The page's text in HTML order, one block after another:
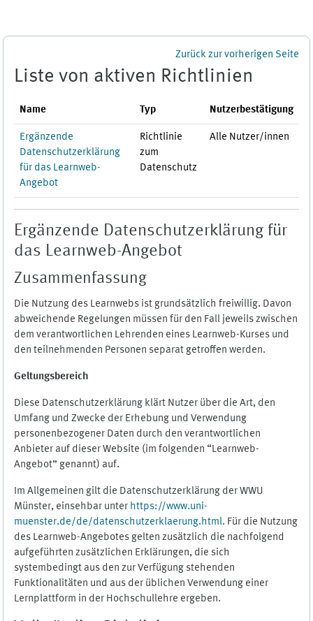
Zurück zur vorherigen Seite
Liste von aktiven Richtlinien
Name Typ Nutzerbestätigung
Ergänzende
Datenschutzerklärung
für das Learnweb-
Angebot
Richtlinie
zum
Datenschutz
Alle Nutzer/innen
Ergänzende Datenschutzerklärung für
das Learnweb-Angebot
Zusammenfassung
Die Nutzung des Learnwebs ist grundsätzlich freiwillig. Davon
abweichende Regelungen müssen für den Fall jeweils zwischen
dem verantwortlichen Lehrenden eines Learnweb-Kurses und
den teilnehmenden Personen separat getroffen werden.
Geltungsbereich
Diese Datenschutzerklärung klärt Nutzer über die Art, den
Umfang und Zwecke der Erhebung und Verwendung
personenbezogener Daten durch den verantwortlichen
Anbieter auf dieser Website (im folgenden “Learnweb-
Angebot” genannt) auf.
Im Allgemeinen gilt die Datenschutzerklärung der WWU
Münster, einsehbar unter https://www.uni-
muenster.de/de/datenschutzerklaerung.html. Für die Nutzung
des Learnweb-Angebotes gelten zusätzlich die nachfolgend
aufgeführten zusätzlichen Erklärungen, die sich
systembedingt aus den zur Verfügung stehenden
Funktionalitäten und aus der üblichen Verwendung einer
Lernplattform in der Hochschullehre ergeben.